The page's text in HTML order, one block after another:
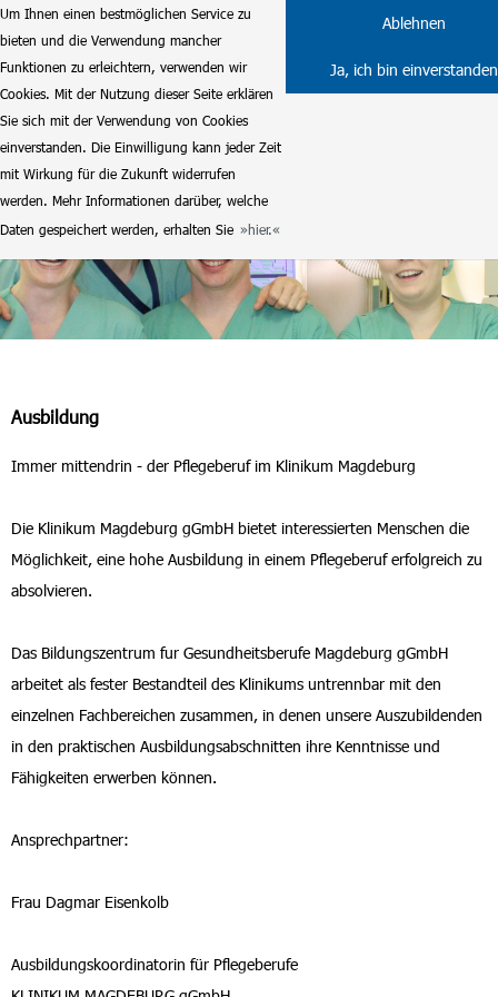
Um Ihnen einen bestmöglichen Service zu
bieten und die Verwendung mancher
Funktionen zu erleichtern, verwenden wir
Cookies. Mit der Nutzung dieser Seite erklären
Sie sich mit der Verwendung von Cookies
einverstanden. Die Einwilligung kann jeder Zeit
mit Wirkung für die Zukunft widerrufen
werden. Mehr Informationen darüber, welche
Daten gespeichert werden, erhalten Sie
hier.
Ablehnen
Ja, ich bin einverstanden
Ausbildung
Immer mittendrin - der Pflegeberuf im Klinikum Magdeburg
Die Klinikum Magdeburg gGmbH bietet interessierten Menschen die
Möglichkeit, eine hohe Ausbildung in einem Pflegeberuf erfolgreich zu
absolvieren.
Das Bildungszentrum fur Gesundheitsberufe Magdeburg gGmbH
arbeitet als fester Bestandteil des Klinikums untrennbar mit den
einzelnen Fachbereichen zusammen, in denen unsere Auszubildenden
in den praktischen Ausbildungsabschnitten ihre Kenntnisse und
Fähigkeiten erwerben können.
Ansprechpartner:
Frau Dagmar Eisenkolb
Ausbildungskoordinatorin für Pflegeberufe